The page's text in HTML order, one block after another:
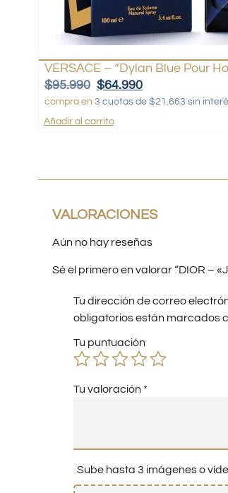
VERSACE – “Dylan Blue Pour
$95.990 $64.990
compra en 3 cuotas de $21.663 sin
Añadir al carrito
VALORACIONES
Aún no hay reseñas
Sé el primero en valorar “DIOR –
Tu dirección de correo
obligatorios están marcados
Tu puntuación
Tu valoración *
Sube hasta 3 imágenes o